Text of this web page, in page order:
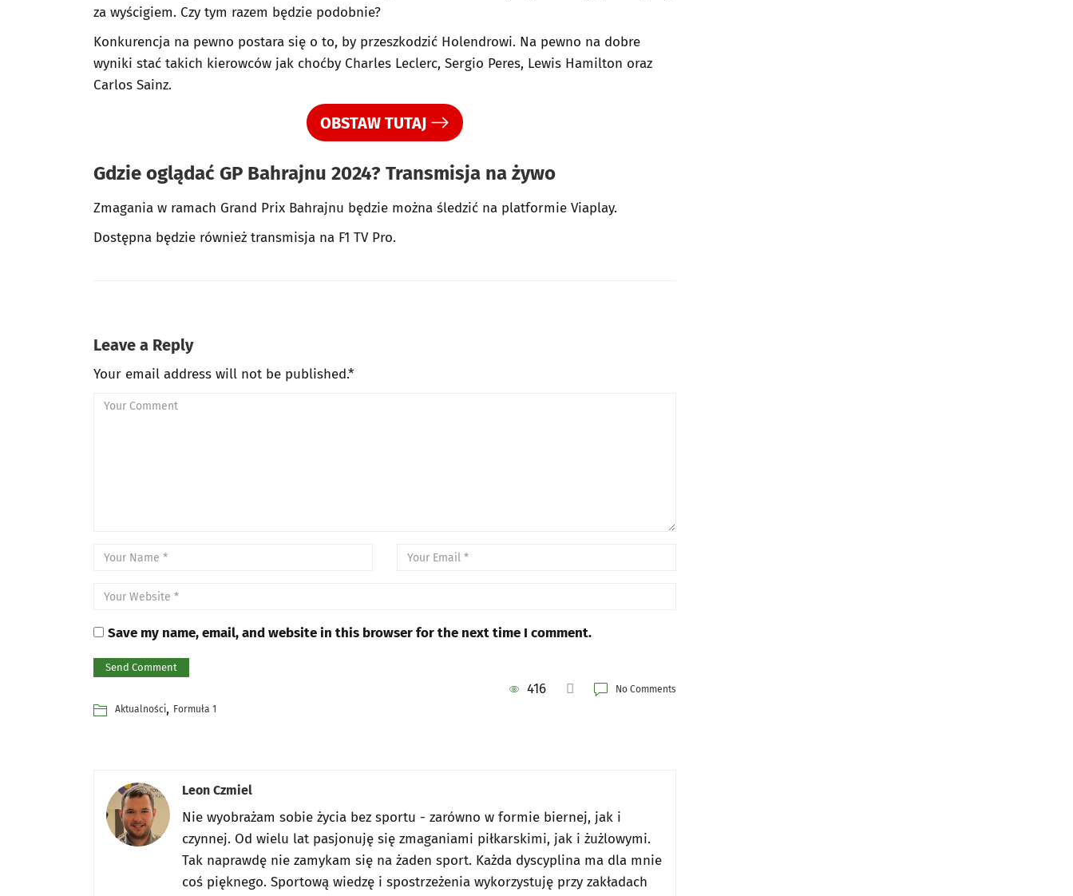
za wyścigiem. Czy tym razem będzie podobnie?
Konkurencja na pewno postara się o to, by przeszkodzić Holendrowi. Na pewno na dobre
wyniki stać takich kierowców jak choćby Charles Leclerc, Sergio Peres, Lewis Hamilton oraz
Carlos Sainz.
OBSTAW TUTAJ
Gdzie oglądać GP Bahrajnu 2024? Transmisja na żywo
Zmagania w ramach Grand Prix Bahrajnu będzie można śledzić na platformie Viaplay.
Dostępna będzie również transmisja na F1 TV Pro.
Leave a Reply
Your email address will not be published.*
Save my name, email, and website in this browser for the next time I comment.
416
No Comments
Aktualności, Formuła 1
Leon Czmiel
Nie wyobrażam sobie życia bez sportu - zarówno w formie biernej, jak i
czynnej. Od wielu lat pasjonuję się zmaganiami piłkarskimi, jak i żużlowymi.
Tak naprawdę nie zamykam się na żaden sport. Każda dyscyplina ma dla mnie
coś pięknego. Sportową wiedzę i spostrzeżenia wykorzystuję przy zakładach